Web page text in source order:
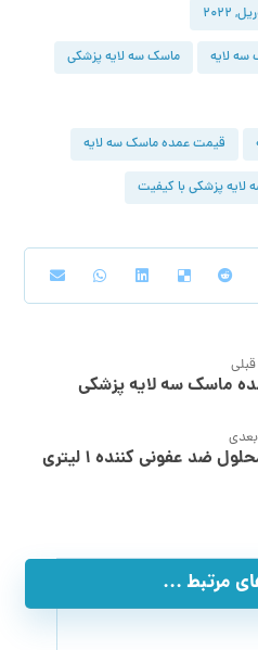
سه لایه ماسک سه لایه پزشکی
قیمت عمده ماسک سه لایه
پزشکی با کیفیت
قبلی
ماسک سه لایه پزشکی
بعدی
عفونی کننده ۱ لیتری
مرتبط ...